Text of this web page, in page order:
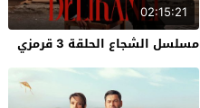
02:15:21
مسلسل الشجاع الحلقة 3 قرمزي